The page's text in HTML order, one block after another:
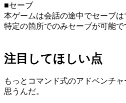
■セーブ
本ゲームは会話の途中でセーブは
特定の箇所でのみセーブが可能で
注目してほしい点
もっとコマンド式のアドベンチ
思うんだ。